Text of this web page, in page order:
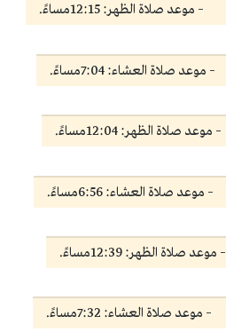
– موعد صلاة الظهر: 12:15مساءً.
– موعد صلاة العشاء: 7:04مساءً.
– موعد صلاة الظهر: 12:04مساءً.
– موعد صلاة العشاء: 6:56مساءً.
– موعد صلاة الظهر: 12:39مساءً.
– موعد صلاة العشاء: 7:32مساءً.